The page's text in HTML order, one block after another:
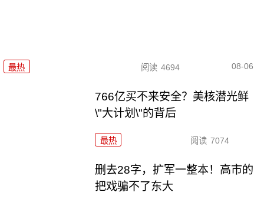
最热 阅读 4694 08-06
766亿买不来安全？美核潜光鲜
\"大计划\"的背后
最热 阅读 7074
删去28字，扩军一整本！高市的
把戏骗不了东大